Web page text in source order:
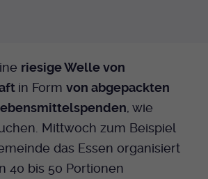
riesige Welle von
in Form von abgepackten
, wie
Mittwoch zum Beispiel
das Essen organisiert
40 bis 50 Portionen